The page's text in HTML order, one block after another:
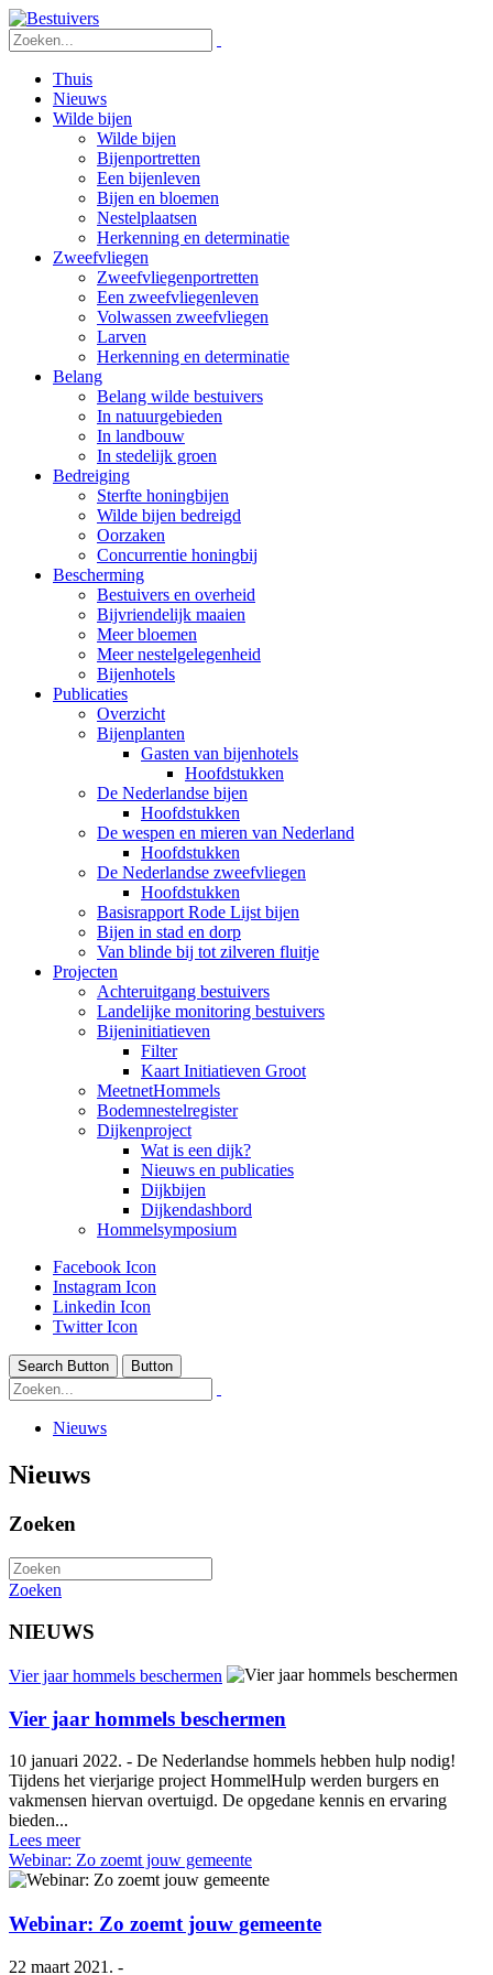
Thuis
Nieuws
Wilde bijen
Wilde bijen
Bijenportretten
Een bijenleven
Bijen en bloemen
Nestelplaatsen
Herkenning en determinatie
Zweefvliegen
Zweefvliegenportretten
Een zweefvliegenleven
Volwassen zweefvliegen
Larven
Herkenning en determinatie
Belang
Belang wilde bestuivers
In natuurgebieden
In landbouw
In stedelijk groen
Bedreiging
Sterfte honingbijen
Wilde bijen bedreigd
Oorzaken
Concurrentie honingbij
Bescherming
Bestuivers en overheid
Bijvriendelijk maaien
Meer bloemen
Meer nestelgelegenheid
Bijenhotels
Publicaties
Overzicht
Bijenplanten
Gasten van bijenhotels
Hoofdstukken
De Nederlandse bijen
Hoofdstukken
De wespen en mieren van Nederland
Hoofdstukken
De Nederlandse zweefvliegen
Hoofdstukken
Basisrapport Rode Lijst bijen
Bijen in stad en dorp
Van blinde bij tot zilveren fluitje
Projecten
Achteruitgang bestuivers
Landelijke monitoring bestuivers
Bijeninitiatieven
Filter
Kaart Initiatieven Groot
MeetnetHommels
Bodemnestelregister
Dijkenproject
Wat is een dijk?
Nieuws en publicaties
Dijkbijen
Dijkendashbord
Hommelsymposium
Facebook Icon
Instagram Icon
Linkedin Icon
Twitter Icon
Search Button Button
Nieuws
Nieuws
Zoeken
Zoeken
NIEUWS
Vier jaar hommels beschermen
Vier jaar hommels beschermen
10 januari 2022. - De Nederlandse hommels hebben hulp nodig!
Tijdens het vierjarige project HommelHulp werden burgers en
vakmensen hiervan overtuigd. De opgedane kennis en ervaring
bieden...
Lees meer
Webinar: Zo zoemt jouw gemeente
Webinar: Zo zoemt jouw gemeente
22 maart 2021. -